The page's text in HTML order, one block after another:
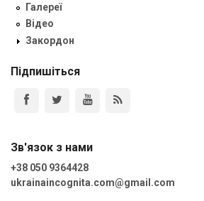
Галереї
Відео
Закордон
Підпишіться
Зв'язок з нами
+38 050 9364428
ukrainaincognita.com@gmail.com